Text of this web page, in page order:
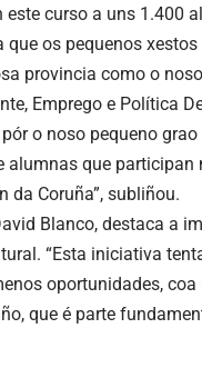
curso a uns 1.400
os pequenos
provincia como o
Emprego e Política
o noso pequeno
alumnas que
da Coruña”, subliñou.
Blanco, destaca a
“Esta iniciativa
oportunidades,
que é parte